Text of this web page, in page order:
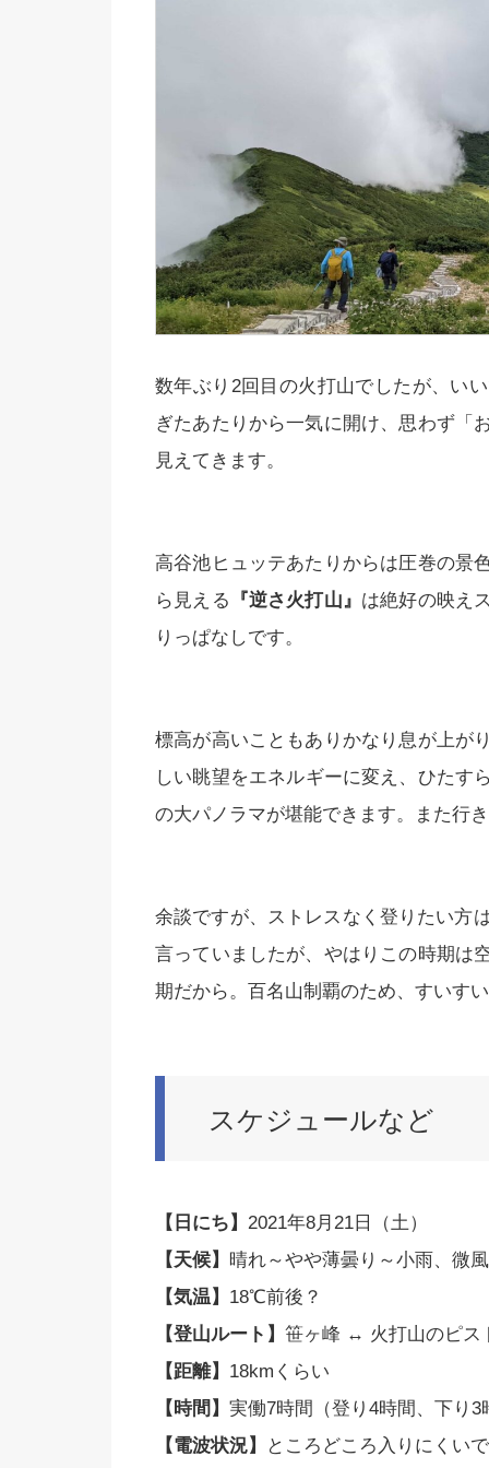
数年ぶり2回目の火打山でしたが、い
ぎたあたりから一気に開け、思わず「
見えてきます。
高谷池ヒュッテあたりからは圧巻の景
ら見える 『逆さ火打山』 は絶好の映え
りっぱなしです。
標高が高いこともありかなり息が上が
しい眺望をエネルギーに変え、ひたす
の大パノラマが堪能できます。また行
余談ですが、ストレスなく登りたい方
言っていましたが、やはりこの時期は
期だから。百名山制覇のため、すいす
スケジュールなど
【日にち】 2021年8月21日（土）
【天候】 晴れ～やや薄曇り～小雨、微風
【気温】 18℃前後？
【登山ルート】 笹ヶ峰 ↔ 火打山のピス
【距離】 18kmくらい
【時間】 実働7時間（登り4時間、下り
【電波状況】
ところどころ入りにくい